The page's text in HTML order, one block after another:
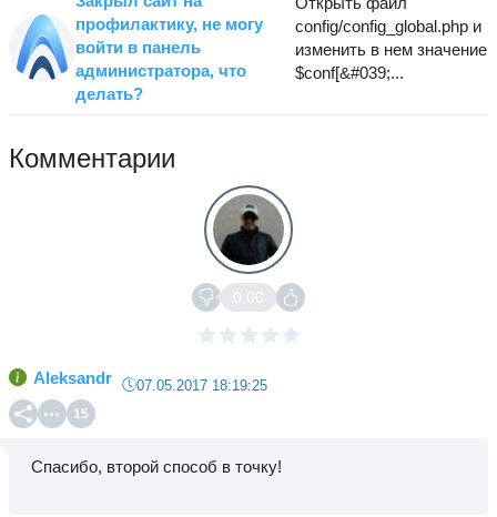
профилактику, не могу
войти в панель
администратора, что
делать?
config/config_global.php и
изменить в нем значение
$conf[&#039;...
Комментарии
0.00
Aleksandr 07.05.2017 18:19:25
15
Спасибо, второй способ в точку!